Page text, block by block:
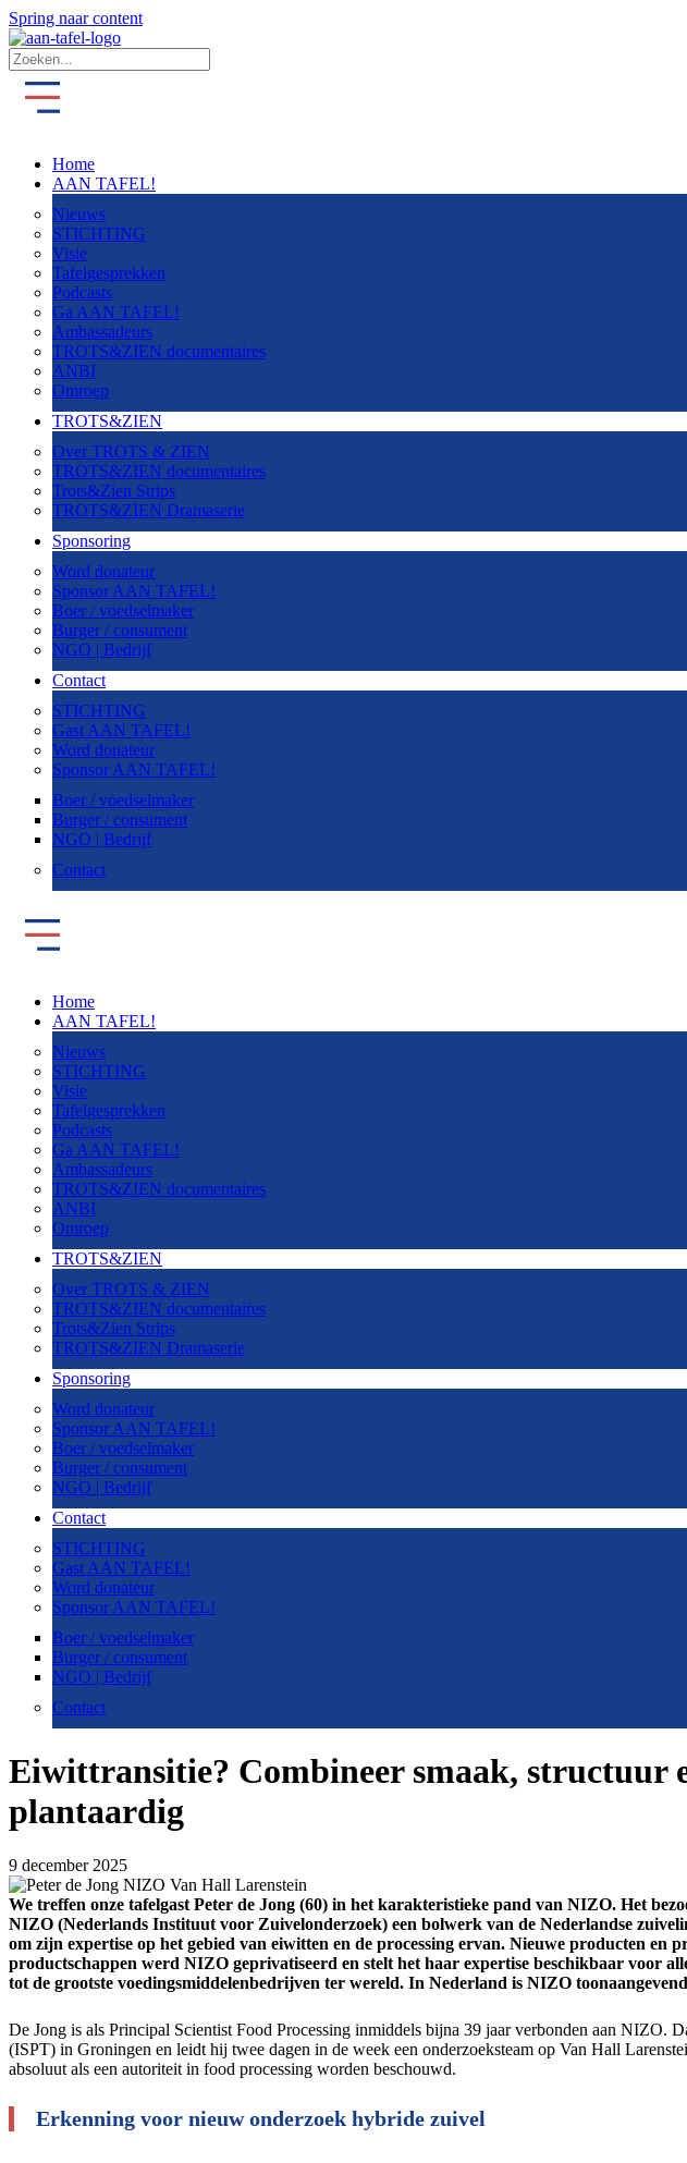
Spring naar content
Home
AAN TAFEL!
Nieuws
STICHTING
Visie
Tafelgesprekken
Podcasts
Ga AAN TAFEL!
Ambassadeurs
TROTS&ZIEN documentaires
ANBI
Omroep
TROTS&ZIEN
Over TROTS & ZIEN
TROTS&ZIEN documentaires
Trots&Zien Strips
TROTS&ZIEN Dramaserie
Sponsoring
Word donateur
Sponsor AAN TAFEL!
Boer / voedselmaker
Burger / consument
NGO | Bedrijf
Contact
STICHTING
Gast AAN TAFEL!
Word donateur
Sponsor AAN TAFEL!
Boer / voedselmaker
Burger / consument
NGO | Bedrijf
Contact
Home
AAN TAFEL!
Nieuws
STICHTING
Visie
Tafelgesprekken
Podcasts
Ga AAN TAFEL!
Ambassadeurs
TROTS&ZIEN documentaires
ANBI
Omroep
TROTS&ZIEN
Over TROTS & ZIEN
TROTS&ZIEN documentaires
Trots&Zien Strips
TROTS&ZIEN Dramaserie
Sponsoring
Word donateur
Sponsor AAN TAFEL!
Boer / voedselmaker
Burger / consument
NGO | Bedrijf
Contact
STICHTING
Gast AAN TAFEL!
Word donateur
Sponsor AAN TAFEL!
Boer / voedselmaker
Burger / consument
NGO | Bedrijf
Contact
Eiwittransitie? Combineer smaak, structuur
plantaardig
9 december 2025
We treffen onze tafelgast Peter de Jong (60) in het karakteristieke pand van NIZO. Het
NIZO (Nederlands Instituut voor Zuivelonderzoek) een bolwerk van de Nederlandse
om zijn expertise op het gebied van eiwitten en de processing ervan. Nieuwe producten
productschappen werd NIZO geprivatiseerd en stelt het haar expertise beschikbaar voor
tot de grootste voedings­middelenbedrijven ter wereld. In Nederland is NIZO
De Jong is als Principal Scientist Food Processing inmiddels bijna 39 jaar verbonden aan
(ISPT) in Groningen en leidt hij twee dagen in de week een onderzoeksteam op Van Hall
absoluut als een autoriteit in food processing worden beschouwd.
Erkenning voor nieuw onderzoek hybride zuivel